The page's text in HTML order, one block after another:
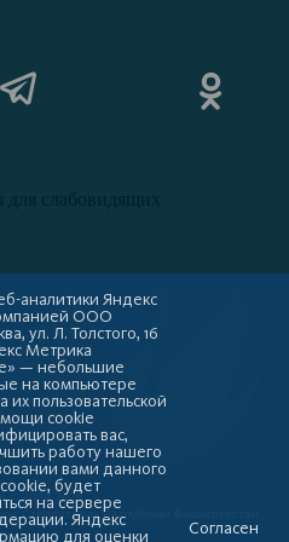
© 2009-2026
Стерлитамак Республики Башкортостан
аналитики Яндекс
ООО
ул. Л. Толстого, 16
Метрика
— небольшие
на компьютере
их пользовательской
cookie
вас,
работу нашего
вами данного
будет
на сервере
Яндекс
для оценки
Согласен